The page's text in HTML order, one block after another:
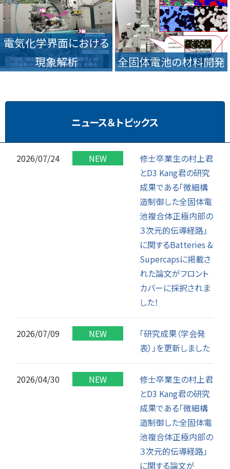
電気化学界面における
現象解析
全固体電池の材料開発
ニュース＆トピックス
2026/07/24
修士卒業生の村上君
とD3 Kang君の研究
成果である「微細構
造制御した全固体電
池複合体正極内部の
３次元的伝導経路」
に関するBatteries &
Supercapsに掲載さ
れた論文がフロント
カバーに採択されま
した！
2026/07/09
「研究成果（学会発
表）」を更新しました
2026/04/30
修士卒業生の村上君
とD3 Kang君の研究
成果である「微細構
造制御した全固体電
池複合体正極内部の
３次元的伝導経路」
に関する論文が